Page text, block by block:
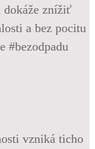
vzniká ticho